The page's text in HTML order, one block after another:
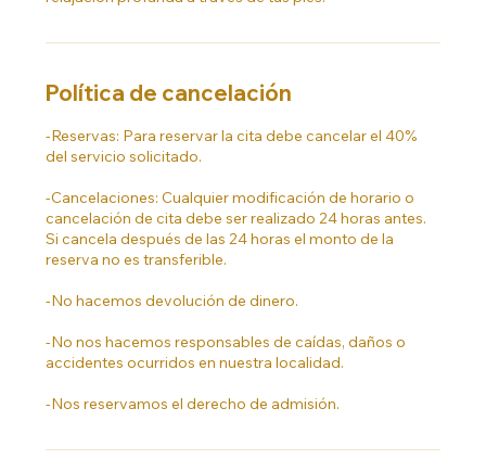
Política de cancelación
-Reservas: Para reservar la cita debe cancelar el 40%
del servicio solicitado.
-Cancelaciones: Cualquier modificación de horario o
cancelación de cita debe ser realizado 24 horas antes.
Si cancela después de las 24 horas el monto de la
reserva no es transferible.
-No hacemos devolución de dinero.
-No nos hacemos responsables de caídas, daños o
accidentes ocurridos en nuestra localidad.